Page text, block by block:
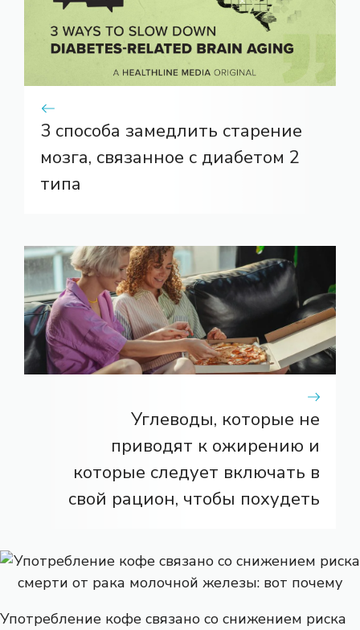
3 способа замедлить старение
мозга, связанное с диабетом 2
типа
Углеводы, которые не
приводят к ожирению и
которые следует включать в
свой рацион, чтобы похудеть
Употребление кофе связано со снижением риска